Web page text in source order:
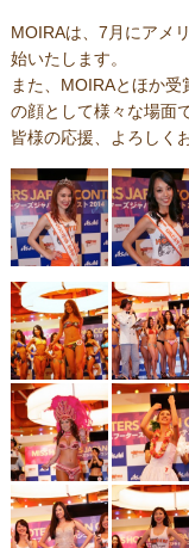
MOIRAは、7月にアメ
始いたします。
また、MOIRAとほか
の顔として様々な場面
皆様の応援、よろしく